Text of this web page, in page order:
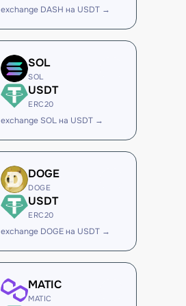
exchange DASH на USDT →
SOL
SOL
USDT
ERC20
exchange SOL на USDT →
DOGE
DOGE
USDT
ERC20
exchange DOGE на USDT →
MATIC
MATIC